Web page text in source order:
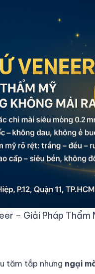
– Giải Pháp Thẩm
tăm tắp nhưng ngại